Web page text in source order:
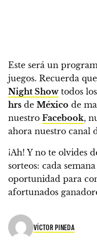
Este será un
juegos. Recuerda
Night Showtodos los
hrs de México de
nuestro Facebook,
ahora nuestro canal
¡Ah! Y no te olvides
sorteos: cada
oportunidad para
afortunados
VÍCTOR PINEDA